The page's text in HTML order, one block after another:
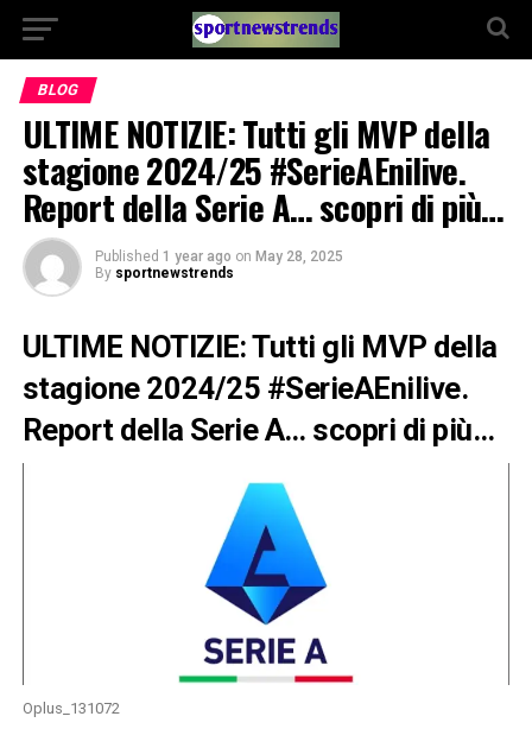
BLOG
ULTIME NOTIZIE: Tutti gli MVP della
stagione 2024/25 #SerieAEnilive.
Report della Serie A… scopri di più…
Published 1 year ago on May 28, 2025
By sportnewstrends
ULTIME NOTIZIE: Tutti gli MVP della
stagione 2024/25 #SerieAEnilive.
Report della Serie A… scopri di più…
Oplus_131072